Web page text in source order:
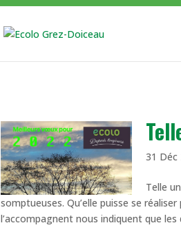
31 Déc
Telle
somptueuses. Qu’elle puisse se
l’accompagnent nous indiquent que